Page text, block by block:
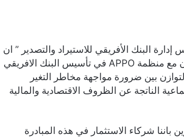
البنك الأفريقي للاستيراد والتصدير ” ان
التوقيع اليوم يمثل تاريخا هاما لقارتنا، ويشرفنا ان نتعاون مع منظمة APPO في تأسيس البنك الافريقي
بين ضرورة مواجهة مخاطر التغير
الناتجة عن الظروف الاقتصادية والمالية
باننا شركاء الاستثمار في هذه المبادرة